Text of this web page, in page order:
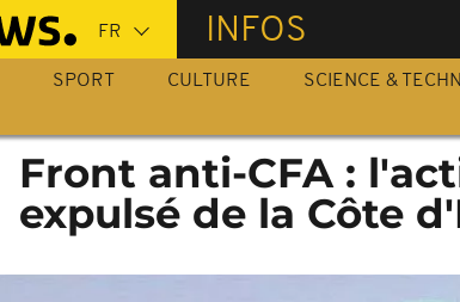
INFOS
SPORT CULTURE SCIENCE &
Front anti-CFA :
expulsé de la Côte